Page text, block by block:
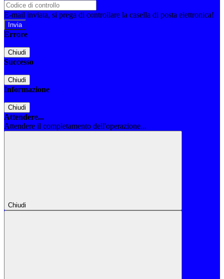
E-mail inviata, si prega di controllare la casella di posta elettronica!
Errore
Chiudi
Successo
Chiudi
Informazione
Chiudi
Attendere...
Attendere il completamento dell'operazione...
Chiudi